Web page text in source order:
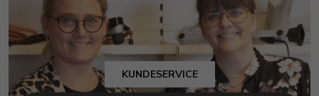
KUNDESERVICE